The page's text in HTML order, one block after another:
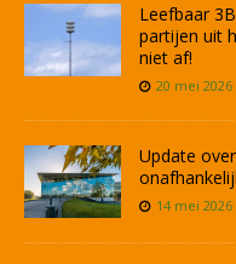
Leefbaar
partijen uit
niet af!
20 mei 2026
Update
14 mei 2026